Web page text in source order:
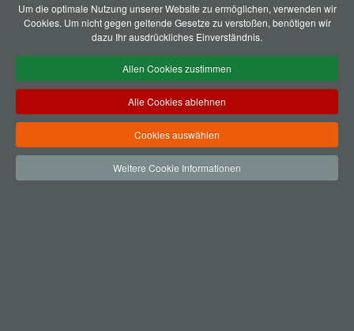
Um die optimale Nutzung unserer Website zu ermöglichen, verwenden wir
Cookies. Um nicht gegen geltende Gesetze zu verstoßen, benötigen wir
dazu Ihr ausdrückliches Einverständnis.
Allen Cookies zustimmen
Alle Cookies ablehnen
Cookies auswählen
Weitere Cookie Informationen